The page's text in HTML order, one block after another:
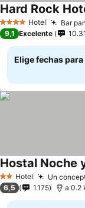
4 EstrellasHotel Bar
Hard Rock
9,1 Excelente
Elige fechas
2 Estrellas
Hotel Un
Hostal Noche
6,5 1.175 a 0.2